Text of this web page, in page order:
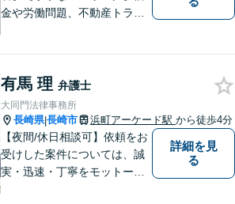
金や労働問題、不動産トラブ
ちと希望をしっかりと受け止
めます。どうぞお気軽にお話
しください。【電話・メー
ル・WEB相談可】
有馬 理 弁護士
大同門法律事務所
長崎県|長崎市 浜町アーケード駅 から徒歩4分
【夜間/休日相談可】依頼をお
受けした案件については、誠
実・迅速・丁寧をモットーに
詳細を見
る